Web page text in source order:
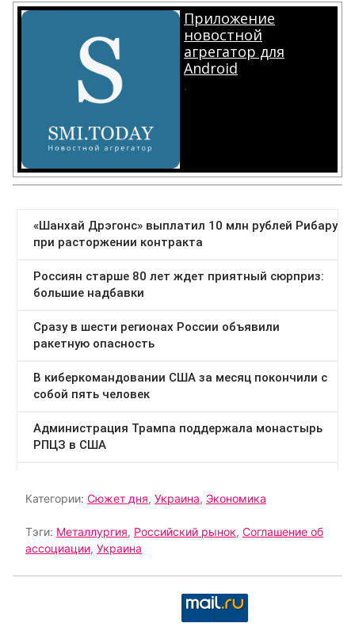
Приложение
новостной
агрегатор для
Android
.
Категории: Сюжет дня, Украина, Экономика
Тэги: Металлургия, Российский рынок, Соглашение об
ассоциации, Украина